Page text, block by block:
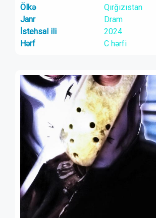
Ölkə
Qırğızıstan
Janr
Dram
İstehsal ili
2024
Hərf
C hərfi